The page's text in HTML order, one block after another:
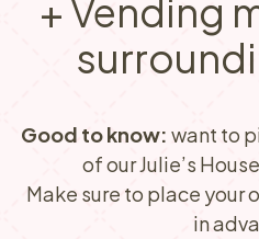
+ Vending
Good to know: want to
of our Julie’s
Make sure to place your
in